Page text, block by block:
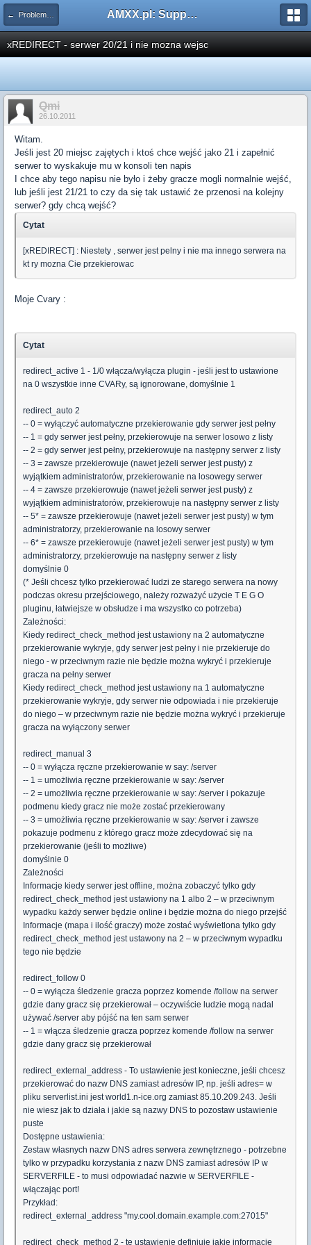
← Problemy z pluginami AMXX.pl: Support AMX Mod X i SourceMod
xREDIRECT - serwer 20/21 i nie mozna wejsc
Qmi
26.10.2011
Witam.
Jeśli jest 20 miejsc zajętych i ktoś chce wejść jako 21 i zapełnić
serwer to wyskakuje mu w konsoli ten napis
I chce aby tego napisu nie było i żeby gracze mogli normalnie wejść,
lub jeśli jest 21/21 to czy da się tak ustawić że przenosi na kolejny
serwer? gdy chcą wejść?
Cytat
[xREDIRECT] : Niestety , serwer jest pelny i nie ma innego serwera na
kt ry mozna Cie przekierowac
Moje Cvary :
Cytat
redirect_active 1 - 1/0 włącza/wyłącza plugin - jeśli jest to ustawione
na 0 wszystkie inne CVARy, są ignorowane, domyślnie 1
redirect_auto 2
-- 0 = wyłączyć automatyczne przekierowanie gdy serwer jest pełny
-- 1 = gdy serwer jest pełny, przekierowuje na serwer losowo z listy
-- 2 = gdy serwer jest pełny, przekierowuje na następny serwer z listy
-- 3 = zawsze przekierowuje (nawet jeżeli serwer jest pusty) z
wyjątkiem administratorów, przekierowanie na losowegy serwer
-- 4 = zawsze przekierowuje (nawet jeżeli serwer jest pusty) z
wyjątkiem administratorów, przekierowuje na następny serwer z listy
-- 5* = zawsze przekierowuje (nawet jeżeli serwer jest pusty) w tym
administratorzy, przekierowanie na losowy serwer
-- 6* = zawsze przekierowuje (nawet jeżeli serwer jest pusty) w tym
administratorzy, przekierowuje na następny serwer z listy
domyślnie 0
(* Jeśli chcesz tylko przekierować ludzi ze starego serwera na nowy
podczas okresu przejściowego, należy rozważyć użycie T E G O
pluginu, łatwiejsze w obsłudze i ma wszystko co potrzeba)
Zależności:
Kiedy redirect_check_method jest ustawiony na 2 automatyczne
przekierowanie wykryje, gdy serwer jest pełny i nie przekieruje do
niego - w przeciwnym razie nie będzie można wykryć i przekieruje
gracza na pełny serwer
Kiedy redirect_check_method jest ustawiony na 1 automatyczne
przekierowanie wykryje, gdy serwer nie odpowiada i nie przekieruje
do niego – w przeciwnym razie nie będzie można wykryć i przekieruje
gracza na wyłączony serwer
redirect_manual 3
-- 0 = wyłącza ręczne przekierowanie w say: /server
-- 1 = umożliwia ręczne przekierowanie w say: /server
-- 2 = umożliwia ręczne przekierowanie w say: /server i pokazuje
podmenu kiedy gracz nie może zostać przekierowany
-- 3 = umożliwia ręczne przekierowanie w say: /server i zawsze
pokazuje podmenu z którego gracz może zdecydować się na
przekierowanie (jeśli to możliwe)
domyślnie 0
Zależności
Informacje kiedy serwer jest offline, można zobaczyć tylko gdy
redirect_check_method jest ustawiony na 1 albo 2 – w przeciwnym
wypadku każdy serwer będzie online i będzie można do niego przejść
Informacje (mapa i ilość graczy) może zostać wyświetlona tylko gdy
redirect_check_method jest ustawony na 2 – w przeciwnym wypadku
tego nie będzie
redirect_follow 0
-- 0 = wyłącza śledzenie gracza poprzez komende /follow na serwer
gdzie dany gracz się przekierował – oczywiście ludzie mogą nadal
używać /server aby pójść na ten sam serwer
-- 1 = włącza śledzenie gracza poprzez komende /follow na serwer
gdzie dany gracz się przekierował
redirect_external_address - To ustawienie jest konieczne, jeśli chcesz
przekierować do nazw DNS zamiast adresów IP, np. jeśli adres= w
pliku serverlist.ini jest world1.n-ice.org zamiast 85.10.209.243. Jeśli
nie wiesz jak to działa i jakie są nazwy DNS to pozostaw ustawienie
puste
Dostępne ustawienia:
Zestaw własnych nazw DNS adres serwera zewnętrznego - potrzebne
tylko w przypadku korzystania z nazw DNS zamiast adresów IP w
SERVERFILE - to musi odpowiadać nazwie w SERVERFILE -
włączając port!
Przykład:
redirect_external_address "my.cool.domain.example.com:27015"
redirect_check_method 2 - te ustawienie definiuje jakie informacje